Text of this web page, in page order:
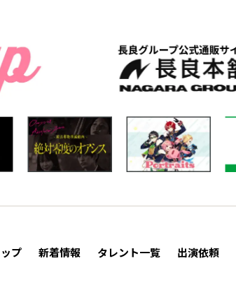
ップ 新着情報 タレント一覧 出演依頼